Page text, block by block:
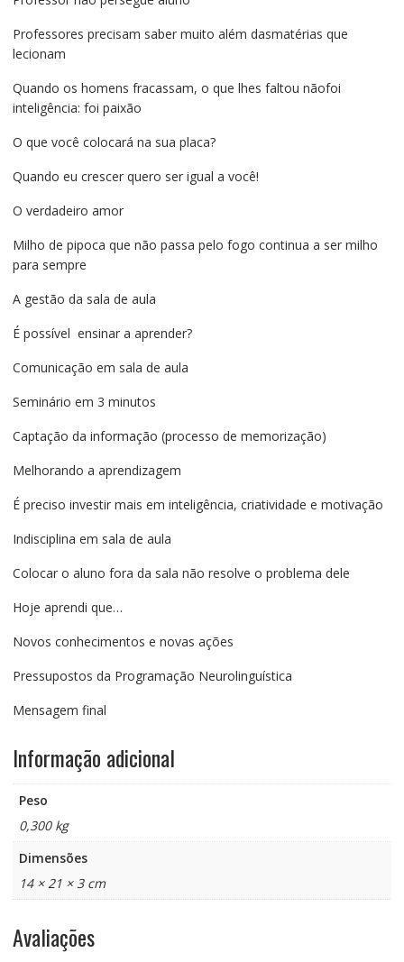
Professores precisam saber muito além dasmatérias que
lecionam
Quando os homens fracassam, o que lhes faltou nãofoi
inteligência: foi paixão
O que você colocará na sua placa?
Quando eu crescer quero ser igual a você!
O verdadeiro amor
Milho de pipoca que não passa pelo fogo continua a ser milho
para sempre
A gestão da sala de aula
É possível ensinar a aprender?
Comunicação em sala de aula
Seminário em 3 minutos
Captação da informação (processo de memorização)
Melhorando a aprendizagem
É preciso investir mais em inteligência, criatividade e motivação
Indisciplina em sala de aula
Colocar o aluno fora da sala não resolve o problema dele
Hoje aprendi que…
Novos conhecimentos e novas ações
Pressupostos da Programação Neurolinguística
Mensagem final
Informação adicional
Peso
0,300 kg
Dimensões
14 × 21 × 3 cm
Avaliações